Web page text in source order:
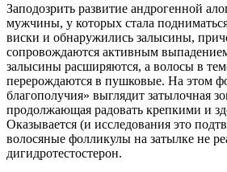
Заподозрить развитие андрогенной
мужчины, у которых стала
виски и обнаружились залысины,
сопровождаются активным
залысины расширяются, а волосы в
перерождаются в пушковые. На этом
благополучия» выглядит затылочная
продолжающая радовать крепкими и
Оказывается (и исследования это
волосяные фолликулы на затылке не
дигидротестостерон.